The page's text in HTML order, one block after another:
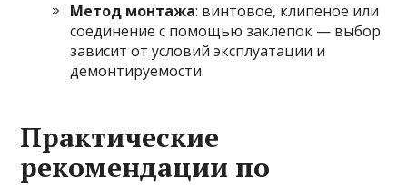
Метод монтажа: винтовое, клипеное или
соединение с помощью заклепок — выбор
зависит от условий эксплуатации и
демонтируемости.
Практические
рекомендации по